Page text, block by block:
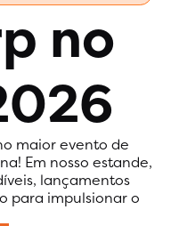
no
maior evento de
Em nosso estande,
lançamentos
para impulsionar o